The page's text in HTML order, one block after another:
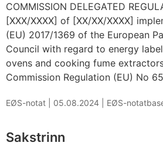
COMMISSION DELEGATED
[XXX/XXXX] of [XX/XX/XXXX]
(EU) 2017/1369 of the European
Council with regard to energy
ovens and cooking fume
Commission Regulation (EU) No
EØS-notat | 05.08.2024 EØS-
Sakstrinn